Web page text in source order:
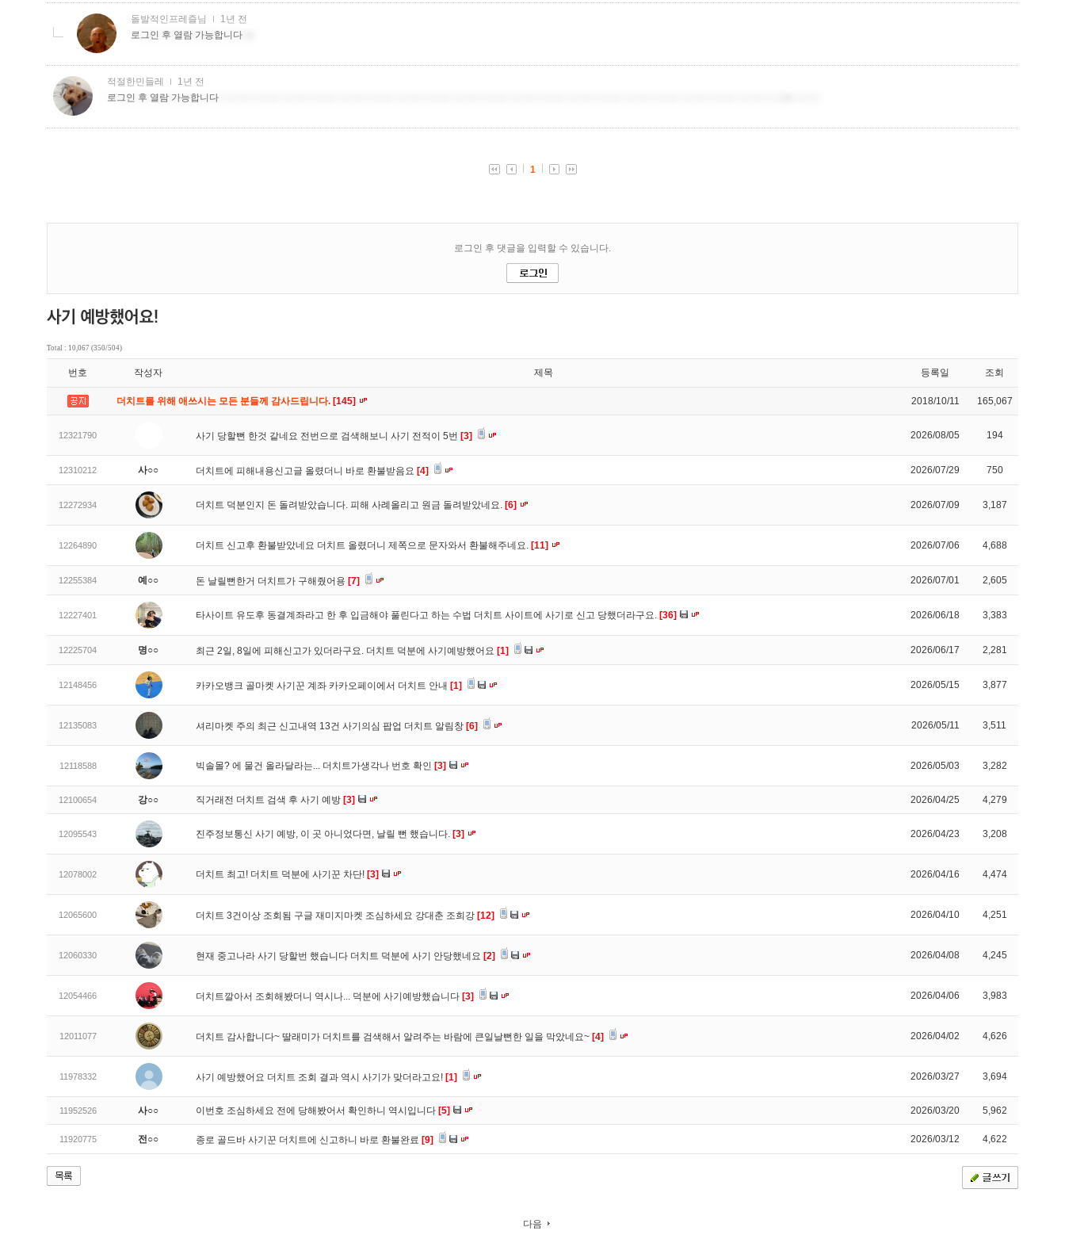
Total : 10,067 (350/504)
번호 작성자 제목 등록일 조회
더치트를 위해 애쓰시는 모든 분들께 감사드립니다. [145] 2018/10/11 165,067
12321790 사기 당할뻔 한것 같네요 전번으로 검색해보니 사기 전적이 5번 [3] 2026/08/05 194
12310212 사○○ 더치트에 피해내용신고글 올렸더니 바로 환불받음요 [4] 2026/07/29 750
12272934 더치트 덕분인지 돈 돌려받았습니다. 피해 사례올리고 원금 돌려받았네요. [6] 2026/07/09 3,187
12264890 더치트 신고후 환불받았네요 더치트 올렸더니 제쪽으로 문자와서 환불해주네요. [11] 2026/07/06 4,688
12255384 예○○ 돈 날릴뻔한거 더치트가 구해줬어용 [7] 2026/07/01 2,605
12227401 타사이트 유도후 동결계좌라고 한 후 입금해야 풀린다고 하는 수법 더치트 사이트에 사기로 신고 당했더라구요. [36] 2026/06/18 3,383
12225704 명○○ 최근 2일, 8일에 피해신고가 있더라구요. 더치트 덕분에 사기예방했어요 [1] 2026/06/17 2,281
12148456 카카오뱅크 골마켓 사기꾼 계좌 카카오페이에서 더치트 안내 [1] 2026/05/15 3,877
12135083 셔리마켓 주의 최근 신고내역 13건 사기의심 팝업 더치트 알림창 [6] 2026/05/11 3,511
12118588 빅솔몰? 에 물건 올라달라는... 더치트가생각나 번호 확인 [3] 2026/05/03 3,282
12100654 강○○ 직거래전 더치트 검색 후 사기 예방 [3] 2026/04/25 4,279
12095543 진주정보통신 사기 예방, 이 곳 아니었다면, 날릴 뻔 했습니다. [3] 2026/04/23 3,208
12078002 더치트 최고! 더치트 덕분에 사기꾼 차단! [3] 2026/04/16 4,474
12065600 더치트 3건이상 조회됨 구글 재미지마켓 조심하세요 강대춘 조희강 [12] 2026/04/10 4,251
12060330 현재 중고나라 사기 당할번 했습니다 더치트 덕분에 사기 안당했네요 [2] 2026/04/08 4,245
12054466 더치트깔아서 조회해봤더니 역시나... 덕분에 사기예방했습니다 [3] 2026/04/06 3,983
12011077 더치트 감사합니다~ 딸래미가 더치트를 검색해서 알려주는 바람에 큰일날뻔한 일을 막았네요~ [4] 2026/04/02 4,626
11978332 사기 예방했어요 더치트 조회 결과 역시 사기가 맞더라고요! [1] 2026/03/27 3,694
11952526 사○○ 이번호 조심하세요 전에 당해봤어서 확인하니 역시입니다 [5] 2026/03/20 5,962
11920775 전○○ 종로 골드바 사기꾼 더치트에 신고하니 바로 환불완료 [9] 2026/03/12 4,622
다음